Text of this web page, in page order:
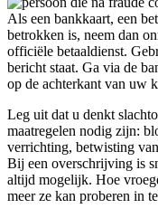
Als een bankkaart, een
betrokken is, neem dan
officiële betaaldienst.
bericht staat. Ga via de
op de achterkant van uw
Leg uit dat u denkt
maatregelen nodig zijn:
verrichting, betwisting
Bij een overschrijving is
altijd mogelijk. Hoe
meer ze kan proberen in